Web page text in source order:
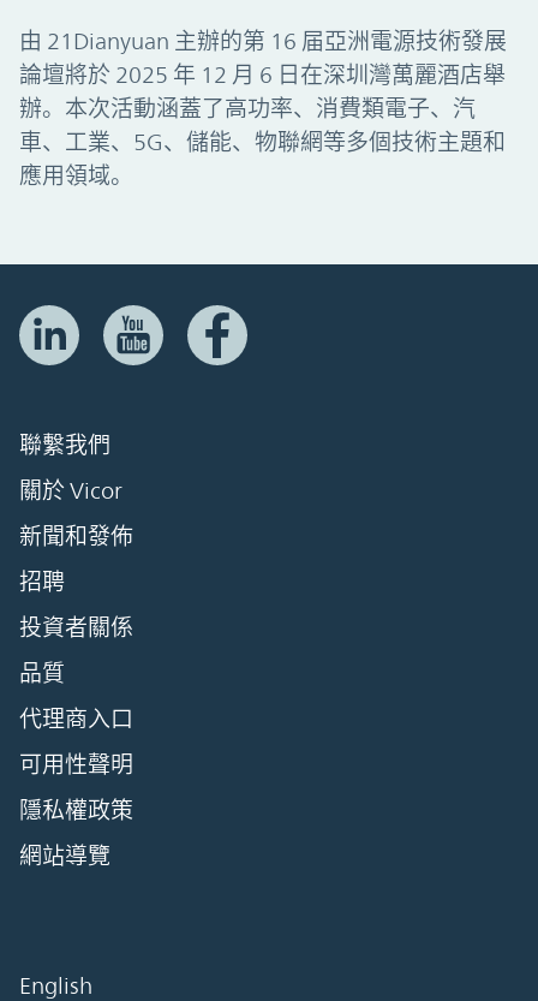
由 21Dianyuan 主辦的第 16 届亞洲電源技術發展
論壇將於 2025 年 12 月 6 日在深圳灣萬麗酒店舉
辦。本次活動涵蓋了高功率、消費類電子、汽
車、工業、5G、儲能、物聯網等多個技術主題和
應用領域。
聯繫我們
關於 Vicor
新聞和發佈
招聘
投資者關係
品質
代理商入口
可用性聲明
隱私權政策
網站導覽
English